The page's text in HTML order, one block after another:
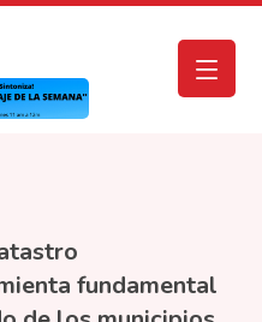
fundamental